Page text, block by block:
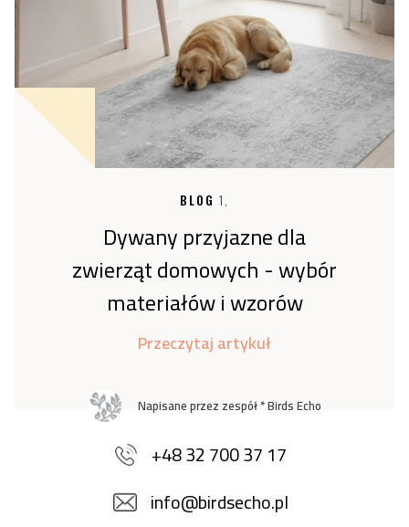
BLOG 1,
Dywany przyjazne dla
zwierząt domowych - wybór
materiałów i wzorów
Przeczytaj artykuł
Napisane przez zespół * Birds Echo
+48 32 700 37 17
info@birdsecho.pl